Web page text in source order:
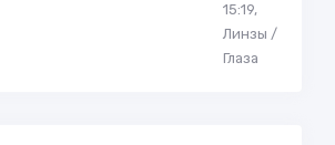
15:19,
Линзы /
Глаза